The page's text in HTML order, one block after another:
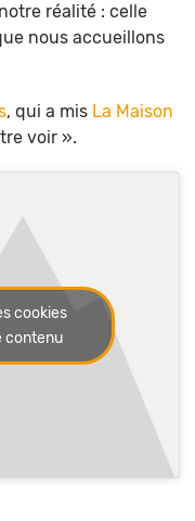
réalité : celle
nous accueillons
, qui a mis La Maison
voir ».
cookies
contenu